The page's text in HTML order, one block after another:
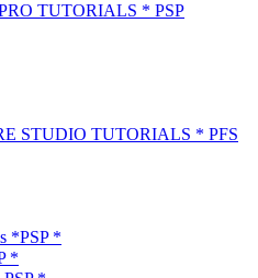
TUTORIALS * PSP
STUDIO TUTORIALS * PFS
*PSP *
*